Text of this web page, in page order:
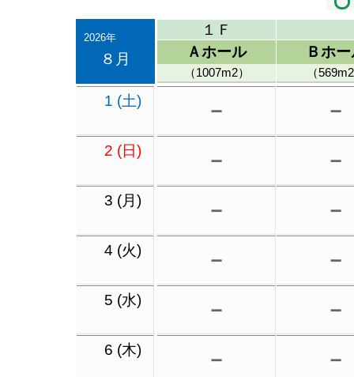
2026年
８月
１Ｆ
Ａホール
（1007m2）
Ｂホ
（
1 (土)
2 (日)
3 (月)
4 (火)
5 (水)
6 (木)
－ －
－ －
－ －
－ －
－ －
－ －